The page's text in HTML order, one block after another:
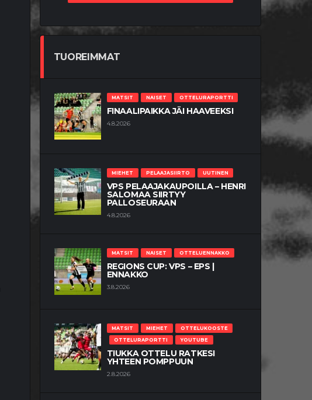
TUOREIMMAT
MATSIT NAISET OTTELURAPORTTI
FINAALIPAIKKA JÄI HAAVEEKSI
4.8.2026
MIEHET PELAAJASIIRTO UUTINEN
VPS PELAAJAKAUPOILLA – HENRI
SALOMAA SIIRTYY
PALLOSEURAAN
4.8.2026
MATSIT NAISET OTTELUENNAKKO
REGIONS CUP: VPS – EPS |
ENNAKKO
3.8.2026
MATSIT MIEHET
OTTELUKOOSTE
OTTELURAPORTTI
YOUTUBE
TIUKKA OTTELU RATKESI
YHTEEN POMPPUUN
2.8.2026